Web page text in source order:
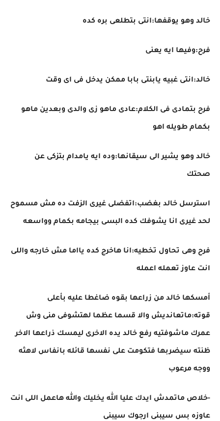
خالد وهو يوقفها:انتى بتطلعى بره كده
فرح:وفيها ايه يعنى
خالد:انتى غبيه يابنتى بابا ممكن يدخل فى اى وقت
فرح بتمادى فى الكلام:عادى ماهو زى والدى وبعدين ماهو
بكمام طويله اهو
خالد وهو يشير الى سيقانها:وده ايه يامدام بتزكى عن
صحتك
استرسل خالد بغضب:اتفضلى غيرى الزفت ده مش مسموح
لحد غيرى انا يشوفك كده البسى بيجامه بكمام وواسعه
فرح وهى تحاول تخطيه:انا هاخرج كده يااما مش خارجه واللى
انت عاوز تعمله اعمله
أمسكها خالد من زراعها بقوه ضاغطا عليه بأعلى
قوته:ماتعانديش والا قسما عظما لهتشوفى منى وش
عمرك ماشوفتيه رفع خالد يده الاخرى ليمسك ذراعها الاخر
ظنته سيضربها فتكومت على نفسها قائله بانفاس لاهثه
ووجه مرعوب
-خلاص ماتمدش ايدك عليا الله يخليك والله هاعمل اللى انت
عاوزه بس سيبنى ارجوك سيبنى